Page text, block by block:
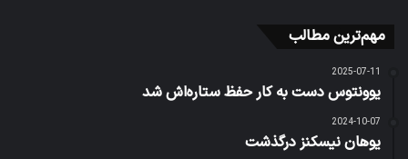
مهم‌ترین مطالب
2025-07-11
یوونتوس دست به کار حفظ ستاره‌اش شد
2024-10-07
یوهان نیسکنز درگذشت